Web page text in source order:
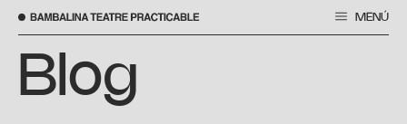
Saltar
contenido
MENÚ
Blog